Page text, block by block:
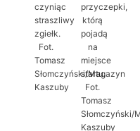
czyniąc
straszliwy
zgiełk.
Fot.
Tomasz
Słomczyński/Magazyn
Kaszuby
przyczepki,
którą
pojadą
na
miejsce
startu.
Fot.
Tomasz
Słomczyński/
Kaszuby